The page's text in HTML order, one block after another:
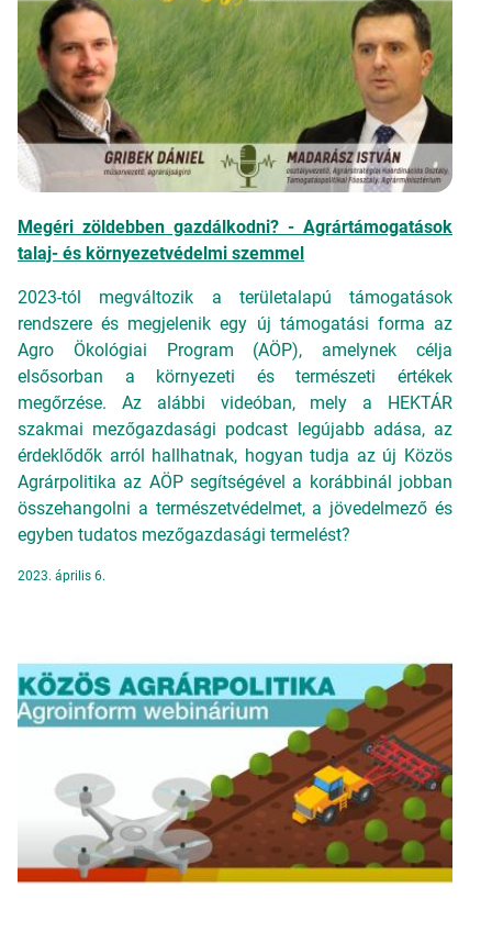
Megéri zöldebben gazdálkodni? - Agrártámogatások
talaj- és környezetvédelmi szemmel
2023-tól megváltozik a területalapú támogatások
rendszere és megjelenik egy új támogatási forma az
Agro Ökológiai Program (AÖP), amelynek célja
elsősorban a környezeti és természeti értékek
megőrzése. Az alábbi videóban, mely a HEKTÁR
szakmai mezőgazdasági podcast legújabb adása, az
érdeklődők arról hallhatnak, hogyan tudja az új Közös
Agrárpolitika az AÖP segítségével a korábbinál jobban
összehangolni a természetvédelmet, a jövedelmező és
egyben tudatos mezőgazdasági termelést?
2023. április 6.